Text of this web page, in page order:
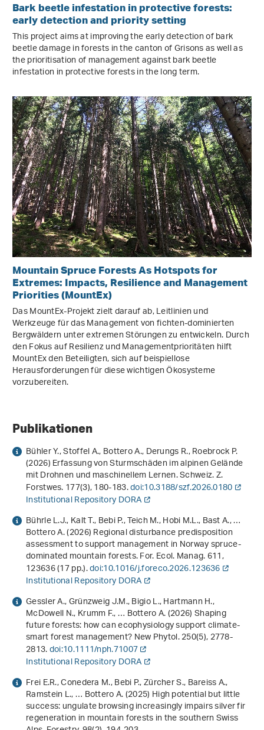
Bark beetle infestation in protective forests:
early detection and priority setting
This project aims at improving the early detection of bark
beetle damage in forests in the canton of Grisons as well as
the prioritisation of management against bark beetle
infestation in protective forests in the long term.
Mountain Spruce Forests As Hotspots for
Extremes: Impacts, Resilience and Management
Priorities (MountEx)
Das MountEx-Projekt zielt darauf ab, Leitlinien und
Werkzeuge für das Management von fichten-dominierten
Bergwäldern unter extremen Störungen zu entwickeln. Durch
den Fokus auf Resilienz und Managementprioritäten hilft
MountEx den Beteiligten, sich auf beispiellose
Herausforderungen für diese wichtigen Ökosysteme
vorzubereiten.
Publikationen
Bühler Y., Stoffel A., Bottero A., Derungs R., Roebrock P.
(2026) Erfassung von Sturmschäden im alpinen Gelände
mit Drohnen und maschinellem Lernen. Schweiz. Z.
Forstwes.177(3), 180-183.doi:10.3188/szf.2026.0180
Institutional Repository DORA
Bührle L.J., Kalt T., Bebi P., Teich M., Hobi M.L., Bast A., …
Bottero A. (2026) Regional disturbance predisposition
assessment to support management in Norway spruce-
dominated mountain forests. For. Ecol. Manag.611,
123636 (17 pp.).doi:10.1016/j.foreco.2026.123636
Institutional Repository DORA
Gessler A., Grünzweig J.M., Bigio L., Hartmann H.,
McDowell N., Krumm F., … Bottero A. (2026) Shaping
future forests: how can ecophysiology support climate-
smart forest management? New Phytol.250(5), 2778-
2813.doi:10.1111/nph.71007
Institutional Repository DORA
Frei E.R., Conedera M., Bebi P., Zürcher S., Bareiss A.,
Ramstein L., … Bottero A. (2025) High potential but little
success: ungulate browsing increasingly impairs silver fir
regeneration in mountain forests in the southern Swiss